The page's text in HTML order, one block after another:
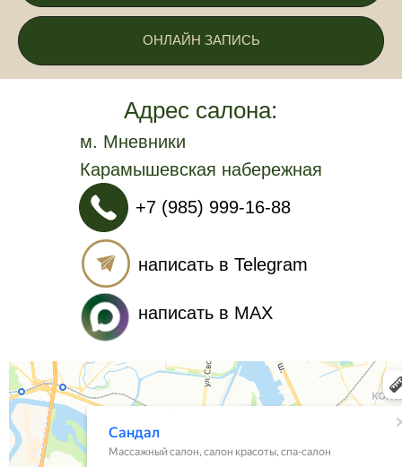
ОНЛАЙН ЗАПИСЬ
Адрес салона:
м. Мневники
Карамышевская набережная
д.36
+7 (985) 999-16-88
написать в Telegram
написать в MAX